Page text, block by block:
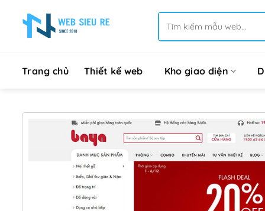
kiếm:
Trang chủ Thiết kế web Kho giao diện